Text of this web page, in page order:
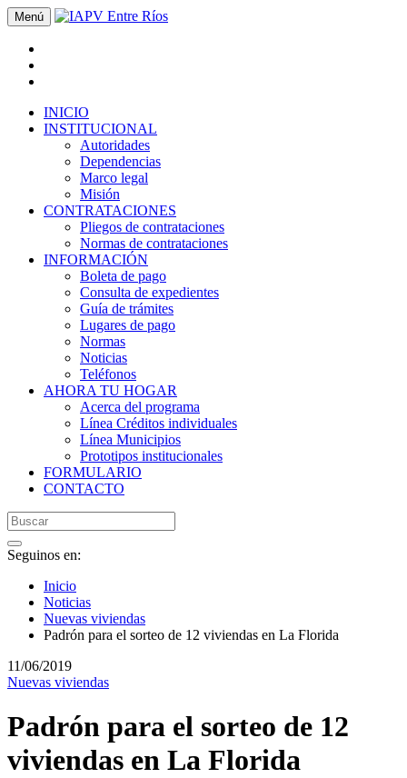
Menú
INICIO
INSTITUCIONAL
Autoridades
Dependencias
Marco legal
Misión
CONTRATACIONES
Pliegos de contrataciones
Normas de contrataciones
INFORMACIÓN
Boleta de pago
Consulta de expedientes
Guía de trámites
Lugares de pago
Normas
Noticias
Teléfonos
AHORA TU HOGAR
Acerca del programa
Línea Créditos individuales
Línea Municipios
Prototipos institucionales
FORMULARIO
CONTACTO
Seguinos en:
Inicio
Noticias
Nuevas viviendas
Padrón para el sorteo de 12 viviendas en La Florida
11/06/2019
Nuevas viviendas
Padrón para el sorteo de 12
viviendas en La Florida